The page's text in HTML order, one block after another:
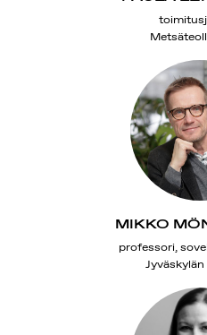
MIKKO
professori,